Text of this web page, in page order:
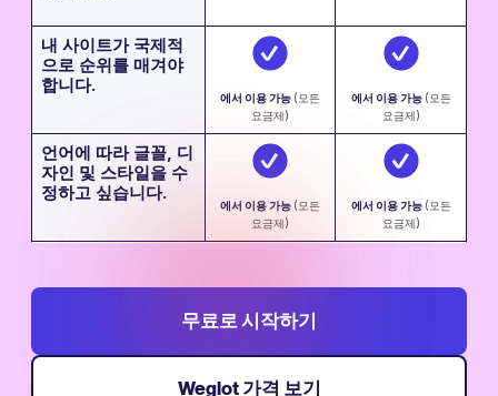
내 사이트가 국제적
으로 순위를 매겨야
합니다.
에서 이용 가능 ‍ (모든
요금제)
에서 이용 가능 ‍ (모든
요금제)
언어에 따라 글꼴, 디
자인 및 스타일을 수
정하고 싶습니다.
에서 이용 가능 ‍ (모든
요금제)
에서 이용 가능 ‍ (모든
요금제)
무료로 시작하기
Weglot 가격 보기